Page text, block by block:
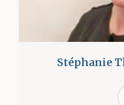
Stéphanie